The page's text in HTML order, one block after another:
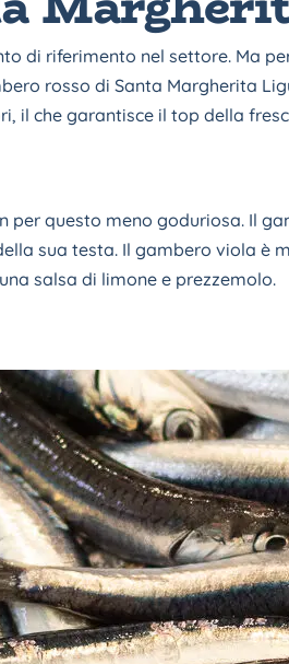
di riferimento nel settore. Ma
rosso di Santa Margherita
il che garantisce il top della
questo meno goduriosa. Il
sua testa. Il gambero viola è
salsa di limone e prezzemolo.